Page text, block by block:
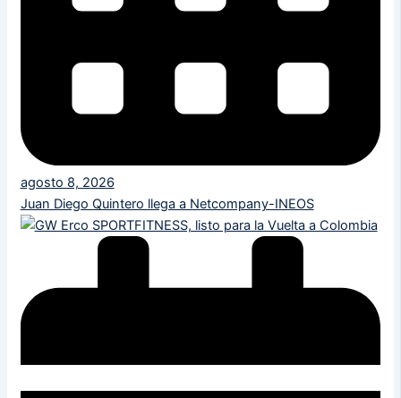
agosto 8, 2026
Juan Diego Quintero llega a Netcompany-INEOS